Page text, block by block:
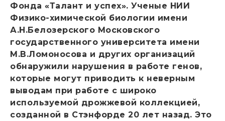
Фонда «Талант и успех». Ученые НИИ
Физико-химической биологии имени
А.Н.Белозерского Московского
государственного университета имени
М.В.Ломоносова и других организаций
обнаружили нарушения в работе генов,
которые могут приводить к неверным
выводам при работе с широко
используемой дрожжевой коллекцией,
созданной в Стэнфорде 20 лет назад. Это